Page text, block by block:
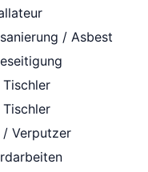
/ Asbest
Verputzer